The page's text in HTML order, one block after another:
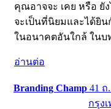
คุณอาจจะ เคย หรือ ยั
จะเป็นที่นิยมและได้ยิ
ในอนาคตอันใกล้ ใน
อ่านต่อ
Branding Champ 41
กรุง